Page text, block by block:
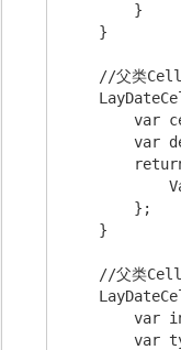
        }
    }
//父类
var
var
        };
    }
//父类
var
var